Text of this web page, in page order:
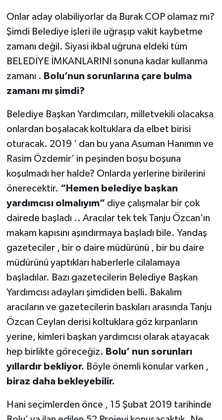
Onlar aday olabiliyorlar da Burak COP olamaz mı?
Şimdi Belediye işleri ile uğraşıp vakit kaybetme
zamanı değil. Siyasi ikbal uğruna eldeki tüm
BELEDİYE İMKANLARINI sonuna kadar kullanma
zamanı . Bolu’nun sorunlarına çare bulma
zamanı mı şimdi?
Belediye Başkan Yardımcıları, milletvekili olacaksa
onlardan boşalacak koltuklara da elbet birisi
oturacak. 2019 ‘ dan bu yana Asuman Hanımın ve
Rasim Özdemir’ in peşinden boşu boşuna
koşulmadı her halde? Onlarda yerlerine birilerini
önerecektir. “Hemen belediye başkan
yardımcısı olmalıyım” diye çalışmalar bir çok
dairede başladı .. Aracılar tek tek Tanju Özcan’ın
makam kapısını aşındırmaya başladı bile. Yandaş
gazeteciler , bir o daire müdürünü , bir bu daire
müdürünü yaptıkları haberlerle cilalamaya
başladılar. Bazı gazetecilerin Belediye Başkan
Yardımcısı adayları şimdiden belli. Bakalım
aracıların ve gazetecilerin baskıları arasında Tanju
Özcan Ceylan derisi koltuklara göz kırpanların
yerine, kimleri başkan yardımcısı olarak atayacak
hep birlikte göreceğiz. Bolu’ nun sorunları
yıllardır bekliyor. Böyle önemli konular varken ,
biraz daha bekleyebilir.
Hani seçimlerden önce , 15 Şubat 2019 tarihinde